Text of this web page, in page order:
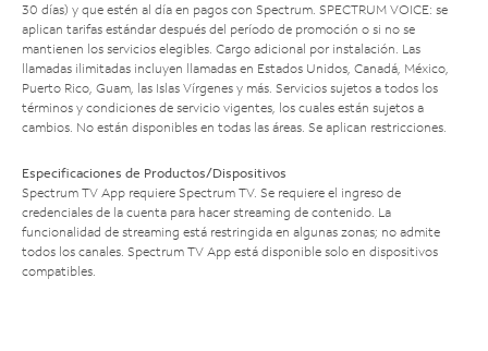
30 días) y que estén al día en pagos con Spectrum. SPECTRUM VOICE: se
aplican tarifas estándar después del período de promoción o si no se
mantienen los servicios elegibles. Cargo adicional por instalación. Las
llamadas ilimitadas incluyen llamadas en Estados Unidos, Canadá, México,
Puerto Rico, Guam, las Islas Vírgenes y más. Servicios sujetos a todos los
términos y condiciones de servicio vigentes, los cuales están sujetos a
cambios. No están disponibles en todas las áreas. Se aplican restricciones.
Especificaciones de Productos/Dispositivos
Spectrum TV App requiere Spectrum TV. Se requiere el ingreso de
credenciales de la cuenta para hacer streaming de contenido. La
funcionalidad de streaming está restringida en algunas zonas; no admite
todos los canales. Spectrum TV App está disponible solo en dispositivos
compatibles.